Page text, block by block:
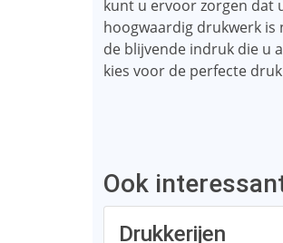
kunt u ervoor zorgen dat
hoogwaardig drukwerk is
de blijvende indruk die u
kies voor de perfecte
Ook
Drukkerijen